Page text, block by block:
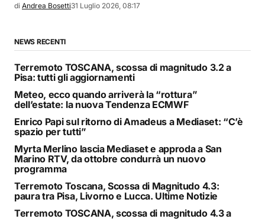
di Andrea Bosetti31 Luglio 2026, 08:17
NEWS RECENTI
Terremoto TOSCANA, scossa di magnitudo 3.2 a
Pisa: tutti gli aggiornamenti
Meteo, ecco quando arriverà la “rottura”
dell’estate: la nuova Tendenza ECMWF
Enrico Papi sul ritorno di Amadeus a Mediaset: “C’è
spazio per tutti”
Myrta Merlino lascia Mediaset e approda a San
Marino RTV, da ottobre condurrà un nuovo
programma
Terremoto Toscana, Scossa di Magnitudo 4.3:
paura tra Pisa, Livorno e Lucca. Ultime Notizie
Terremoto TOSCANA, scossa di magnitudo 4.3 a